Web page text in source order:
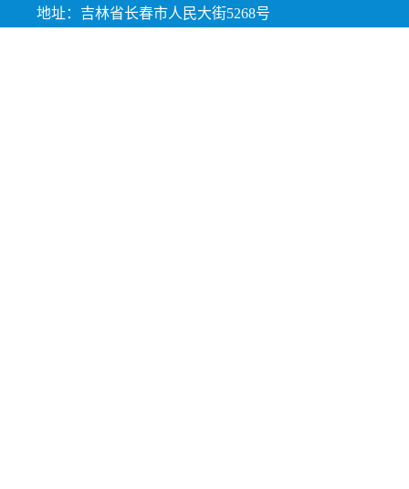
地址：吉林省长春市人民大街5268号